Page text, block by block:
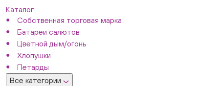
Каталог
Собственная торговая марка
Батареи салютов
Цветной дым/огонь
Хлопушки
Петарды
Все категории